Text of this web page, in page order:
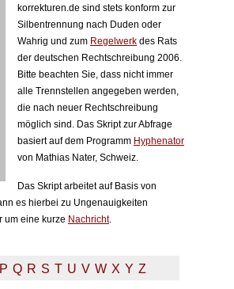
korrekturen.de sind stets konform zur
Silbentrennung nach Duden oder
Wahrig und zum Regelwerk des Rats
der deutschen Rechtschreibung 2006.
Bitte beachten Sie, dass nicht immer
alle Trennstellen angegeben werden,
die nach neuer Rechtschreibung
möglich sind. Das Skript zur Abfrage
basiert auf dem Programm Hyphenator
von Mathias Nater, Schweiz.
Das Skript arbeitet auf Basis von
es hierbei zu Ungenauigkeiten
um eine kurze Nachricht.
P Q R S T U V W X Y Z